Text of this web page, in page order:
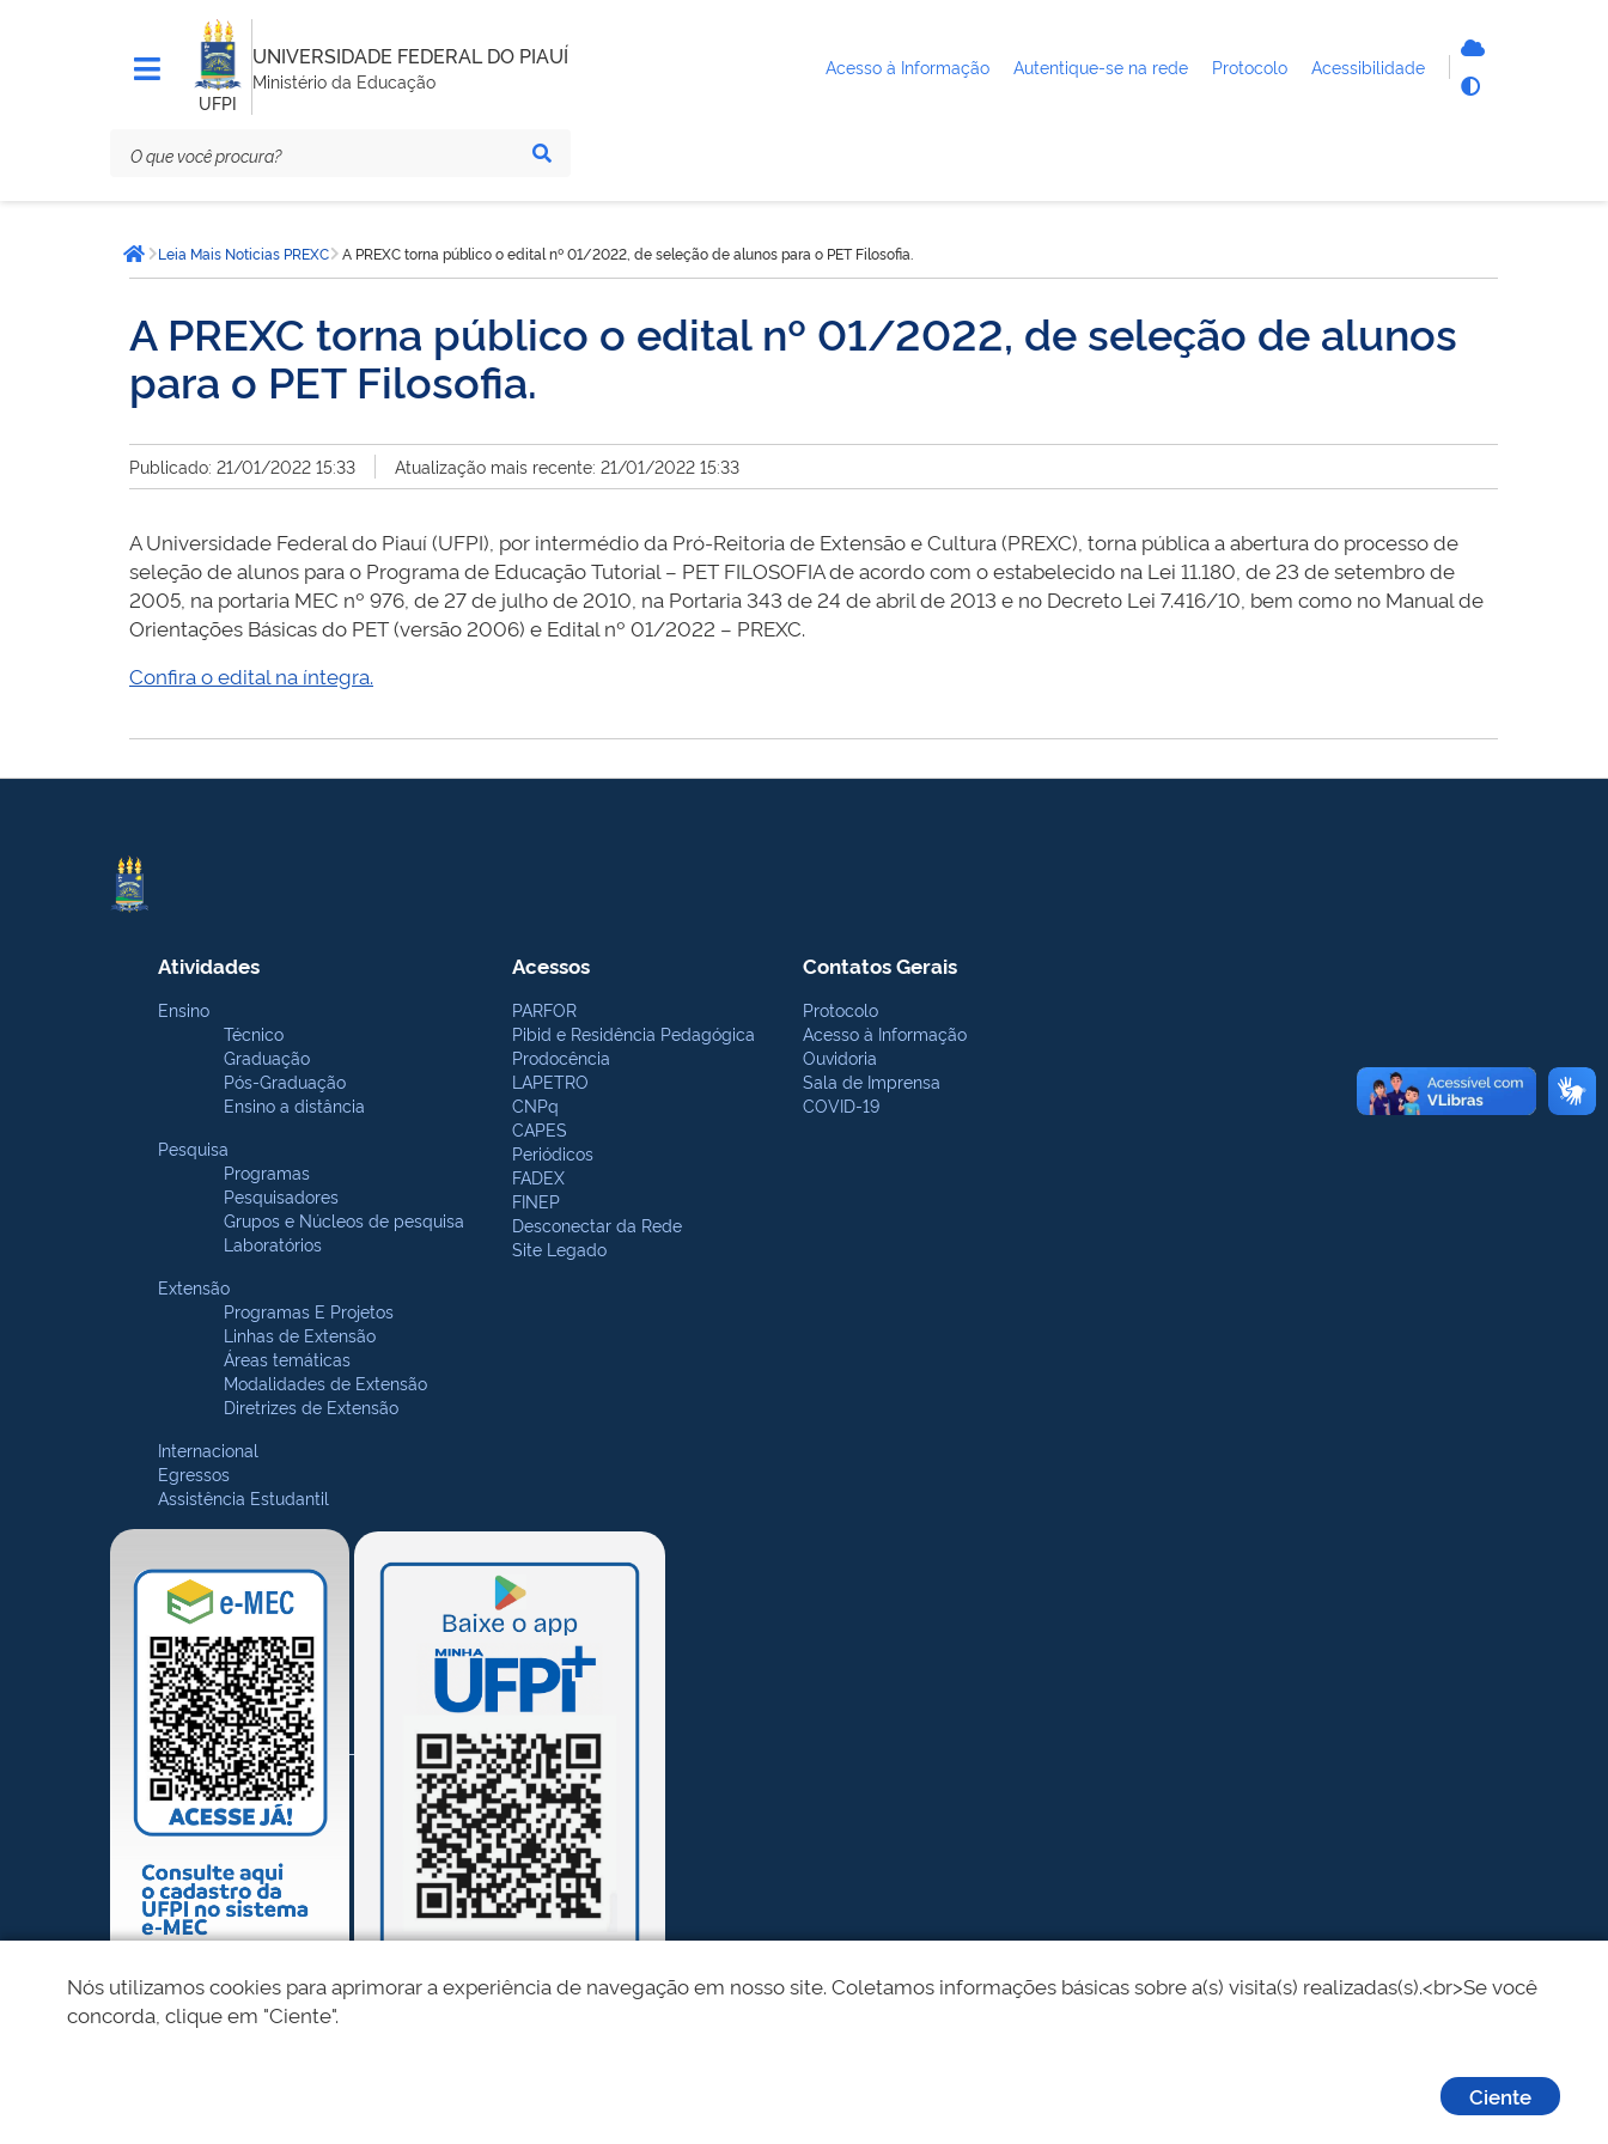
UFPI
UNIVERSIDADE FEDERAL DO PIAUÍ
Ministério da Educação
Acesso à Informação Autentique-se na rede Protocolo Acessibilidade
está
aqui:Página inicial
Leia Mais Noticias PREXC A PREXC torna público o edital nº 01/2022, de seleção de alunos para o PET Filosofia.
A PREXC torna público o edital nº 01/2022, de seleção de alunos
para o PET Filosofia.
Publicado: 21/01/2022 15:33 Atualização mais recente: 21/01/2022 15:33
A Universidade Federal do Piauí (UFPI), por intermédio da Pró-Reitoria de Extensão e Cultura (PREXC), torna pública a abertura do processo de
seleção de alunos para o Programa de Educação Tutorial – PET FILOSOFIA de acordo com o estabelecido na Lei 11.180, de 23 de setembro de
2005, na portaria MEC nº 976, de 27 de julho de 2010, na Portaria 343 de 24 de abril de 2013 e no Decreto Lei 7.416/10, bem como no Manual de
Orientações Básicas do PET (versão 2006) e Edital nº 01/2022 – PREXC.
Confira o edital na íntegra.
Atividades
Ensino
Técnico
Graduação
Pós-Graduação
Ensino a distância
Pesquisa
Programas
Pesquisadores
Grupos e Núcleos de pesquisa
Laboratórios
Extensão
Programas E Projetos
Linhas de Extensão
Áreas temáticas
Modalidades de Extensão
Diretrizes de Extensão
Internacional
Egressos
Assistência Estudantil
Acessos
PARFOR
Pibid e Residência Pedagógica
Prodocência
LAPETRO
CNPq
CAPES
Periódicos
FADEX
FINEP
Desconectar da Rede
Site Legado
Contatos Gerais
Protocolo
Acesso à Informação
Ouvidoria
Sala de Imprensa
COVID-19
Nós utilizamos cookies para aprimorar a experiência de navegação em nosso site. Coletamos informações básicas sobre a(s) visita(s) realizadas(s).<br>Se você
concorda, clique em "Ciente".
Ciente